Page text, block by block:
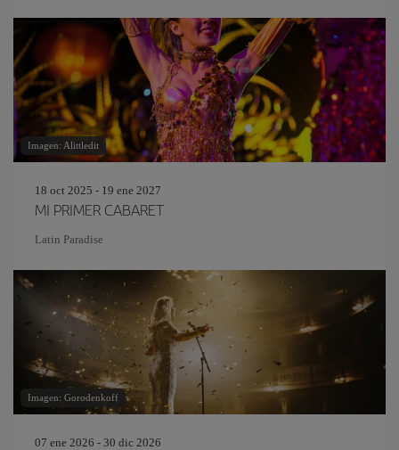
Imagen: Alittledit
18 oct 2025 - 19 ene 2027
MI PRIMER CABARET
Latin Paradise
Imagen: Gorodenkoff
07 ene 2026 - 30 dic 2026